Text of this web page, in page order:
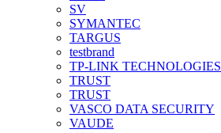
SV
SYMANTEC
TARGUS
testbrand
TP-LINK TECHNOLOGIES
TRUST
TRUST
VASCO DATA SECURITY
VAUDE